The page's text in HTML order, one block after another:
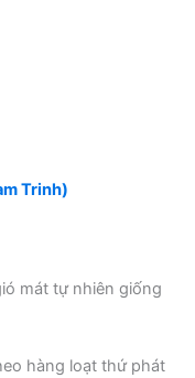
Trinh)
mát tự nhiên giống
hàng loạt thứ phát